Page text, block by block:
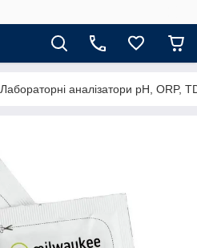
Лабораторні аналізатори pH, ORP,